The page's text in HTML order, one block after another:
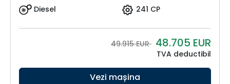
Diesel
241 CP
49.915 EUR 48.705 EUR
TVA deductibil
Vezi mașina